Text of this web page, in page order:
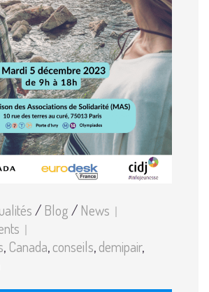
/ Blog/ News
, Canada,conseils,demipair,